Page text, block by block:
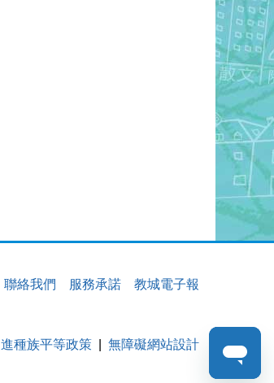
聯絡我們 服務承諾 教城電子報
種族平等政策 無障礙網站設計